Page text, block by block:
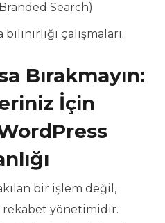
Search)
bilinirliği çalışmaları.
Bırakmayın:
İçin
bir işlem değil,
yönetimidir.